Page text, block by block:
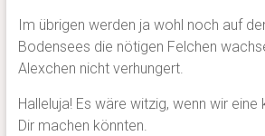
Im übrigen werden ja wohl noch auf
Bodensees die nötigen Felchen
Alexchen nicht verhungert.
Halleluja! Es wäre witzig, wenn wir
Dir machen könnten.